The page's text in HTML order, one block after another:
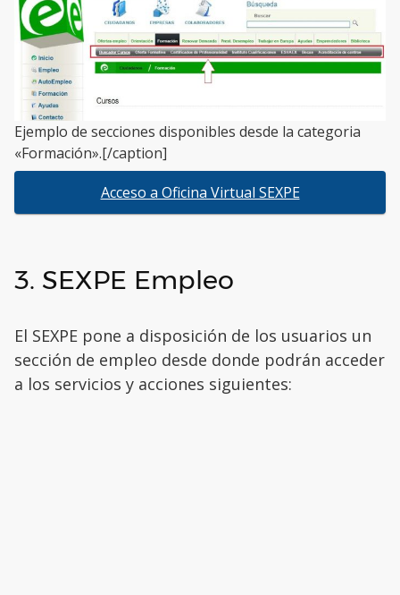
Ejemplo de secciones disponibles desde la categoria
«Formación».[/caption]
Acceso a Oficina Virtual SEXPE
3. SEXPE Empleo
El SEXPE pone a disposición de los usuarios un
sección de empleo desde donde podrán acceder
a los servicios y acciones siguientes: